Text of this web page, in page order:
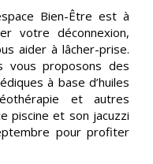
Bien-Être est à
votre déconnexion,
aider à lâcher-prise.
vous proposons des
à base d’huiles
et autres
piscine et son jacuzzi
pour profiter